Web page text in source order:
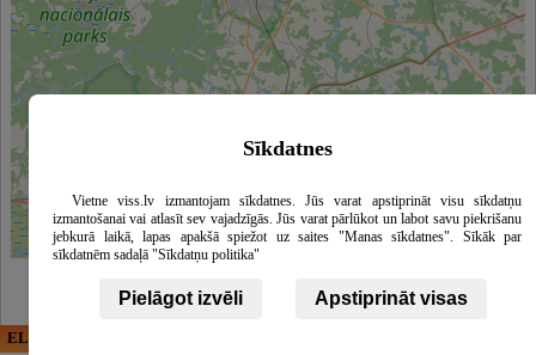
contributors
ELECTRIC ENERGY
Sīkdatnes
Vietne viss.lv izmantojam sīkdatnes. Jūs varat apstiprināt visu sīkdatņu
izmantošanai vai atlasīt sev vajadzīgās. Jūs varat pārlūkot un labot savu piekrišanu
jebkurā laikā, lapas apakšā spiežot uz saites "Manas sīkdatnes". Sīkāk par
sīkdatnēm sadaļā "Sīkdatņu politika"
Pielāgot izvēli Apstiprināt visas